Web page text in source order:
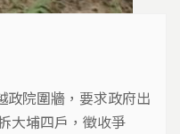
政院圍牆，要求政府出
大埔四戶，徵收爭